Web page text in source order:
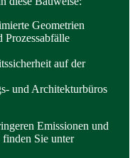
Geometrien
Prozessabfälle
auf der
und Architekturbüros
Emissionen und
finden Sie unter